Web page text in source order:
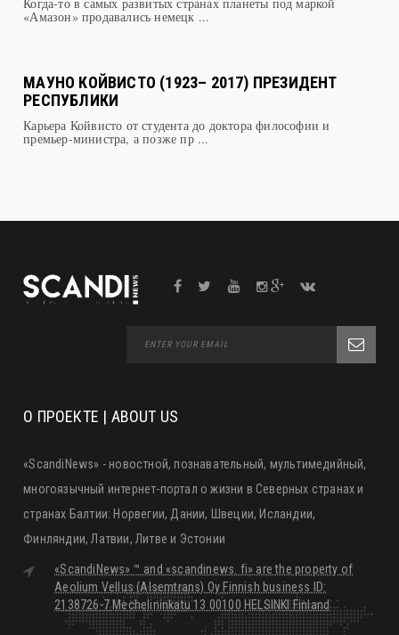
РЕСПУБЛИКИ
Карьера Койвисто от студента до доктора философии и
многоязычный интернет-портал о жизни в Северных странах и
странах Балтии: Норвегии, Дании, Швеции, Исландии,
Финляндии, Латвии, Литве и Эстонии
«ScandiNews» ™ and «scandinews. fi» are the property of
Aeolium Vellus (Alsemtrans) Oy Finnish business ID:
2138726-7 Mechelininkatu 13 00100 HELSINKI Finland
editorial@scandinews.fi